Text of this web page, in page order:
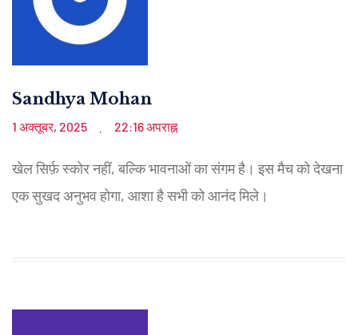
Sandhya Mohan
1 अक्तूबर, 2025 . 22:16 अपराह्न
खेल सिर्फ़ स्कोर नहीं, बल्कि भावनाओं का संगम है। इस मैच को देखना
एक सुखद अनुभव होगा, आशा है सभी को आनंद मिले।